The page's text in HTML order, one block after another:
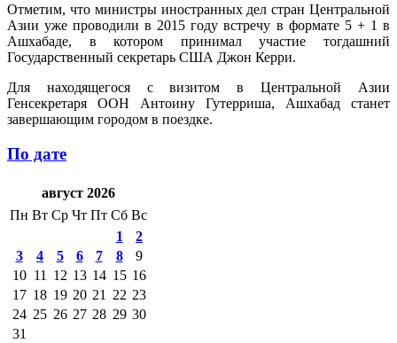
Отметим, что министры иностранных дел стран Центральной
Азии уже проводили в 2015 году встречу в формате 5 + 1 в
Ашхабаде, в котором принимал участие тогдашний
Государственный секретарь США Джон Керри.
Для находящегося с визитом в Центральной Азии
Генсекретаря ООН Антоину Гутерриша, Ашхабад станет
завершающим городом в поездке.
По дате
август 2026
Пн Вт Ср Чт Пт Сб Вс
1
2
3
4 5 6 7 8
9
10 11 12 13 14 15 16
17 18 19 20 21 22 23
24 25 26 27 28 29 30
31